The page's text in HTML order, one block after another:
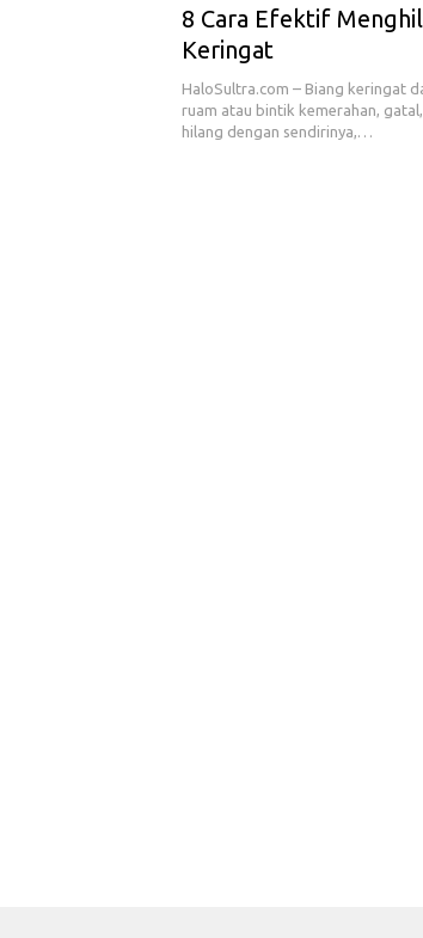
8 Cara Efektif
Keringat
HaloSultra.com – Biang keringat
ruam atau bintik kemerahan,
hilang dengan sendirinya,…